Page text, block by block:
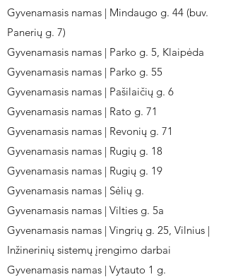
Gyvenamasis namas | Mindaugo g. 44 (buv.
Panerių g. 7)
Gyvenamasis namas | Parko g. 5, Klaipėda
Gyvenamasis namas | Parko g. 55
Gyvenamasis namas | Pašilaičių g. 6
Gyvenamasis namas | Rato g. 71
Gyvenamasis namas | Revonių g. 71
Gyvenamasis namas | Rugių g. 18
Gyvenamasis namas | Rugių g. 19
Gyvenamasis namas | Sėlių g.
Gyvenamasis namas | Vilties g. 5a
Gyvenamasis namas | Vingrių g. 25, Vilnius |
Inžinerinių sistemų įrengimo darbai
Gyvenamasis namas | Vytauto 1 g.